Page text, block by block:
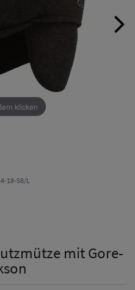
klicken
18-58/L
mit Gore-